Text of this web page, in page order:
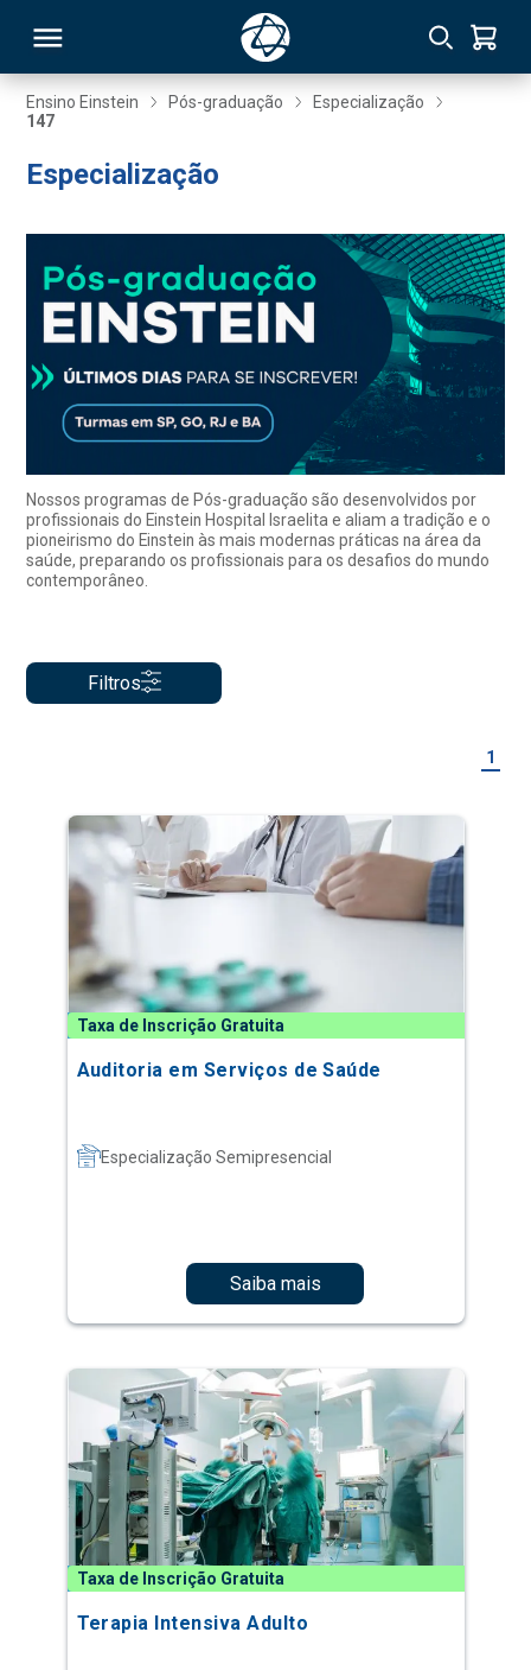
Ensino Einstein Pós-graduação
Especialização
147
Especialização
Nossos programas de Pós-graduação são desenvolvidos por
profissionais do Einstein Hospital Israelita e aliam a tradição e o
pioneirismo do Einstein às mais modernas práticas na área da
saúde, preparando os profissionais para os desafios do mundo
contemporâneo.
Filtros
1
Taxa de Inscrição Gratuita
Auditoria em Serviços de Saúde
Especialização Semipresencial
Saiba mais
Taxa de Inscrição Gratuita
Terapia Intensiva Adulto